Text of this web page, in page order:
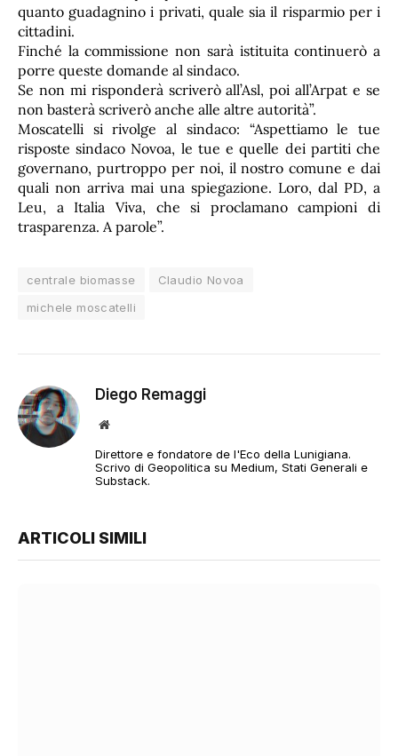
quanto guadagnino i privati, quale sia il risparmio per i
cittadini.
Finché la commissione non sarà istituita continuerò a
porre queste domande al sindaco.
Se non mi risponderà scriverò all’Asl, poi all’Arpat e se
non basterà scriverò anche alle altre autorità”.
Moscatelli si rivolge al sindaco: “Aspettiamo le tue
risposte sindaco Novoa, le tue e quelle dei partiti che
governano, purtroppo per noi, il nostro comune e dai
quali non arriva mai una spiegazione. Loro, dal PD, a
Leu, a Italia Viva, che si proclamano campioni di
trasparenza. A parole”.
centrale biomasse
Claudio Novoa
michele moscatelli
Diego Remaggi
Sito
Direttore e fondatore de l'Eco della Lunigiana.
Scrivo di Geopolitica su Medium, Stati Generali e
Substack.
ARTICOLI SIMILI